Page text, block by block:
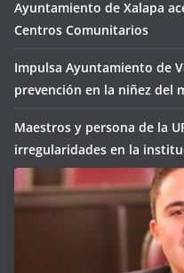
Ayuntamiento de Xalapa
Centros Comunitarios
Impulsa Ayuntamiento de
prevención en la niñez del
Maestros y persona de la
irregularidades en la